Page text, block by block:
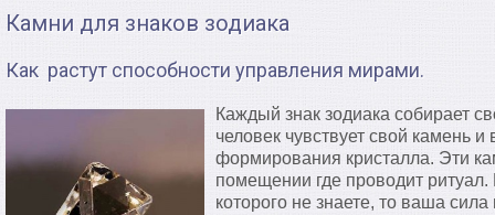
Камни для знаков зодиака
Как растут способности управления мирами.
Каждый знак зодиака собирает
человек чувствует свой камень
формирования кристалла. Эти
помещении где проводит
которого не знаете, то ваша